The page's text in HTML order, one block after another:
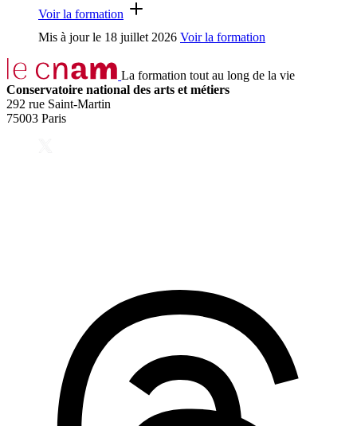
Voir la formation
Mis à jour le 18 juillet 2026 Voir la formation
La formation tout au long de la vie
Conservatoire national des arts et métiers
292 rue Saint-Martin
75003 Paris